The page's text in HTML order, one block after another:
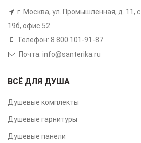
г. Москва, ул. Промышленная, д. 11,
19б, офис 52
Телефон: 8 800 101-91-87
Почта: info@santerika.ru
ВСЁ ДЛЯ ДУША
Душевые комплекты
Душевые гарнитуры
Душевые панели